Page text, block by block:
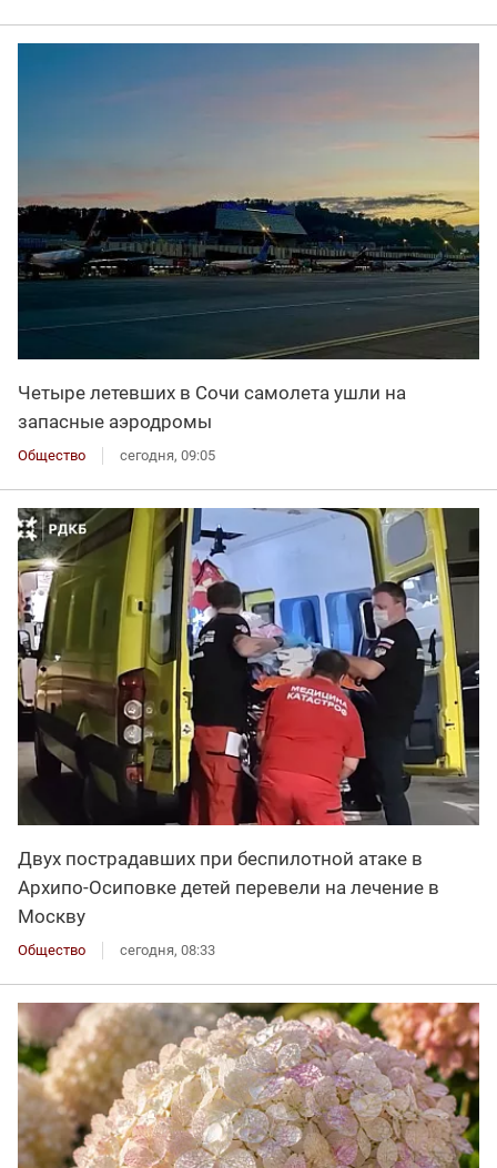
Четыре летевших в Сочи самолета ушли на
запасные аэродромы
Общество сегодня, 09:05
Двух пострадавших при беспилотной атаке в
Архипо-Осиповке детей перевели на лечение в
Москву
Общество сегодня, 08:33